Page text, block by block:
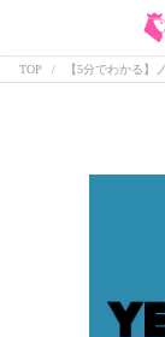
TOP 【5分でわかる